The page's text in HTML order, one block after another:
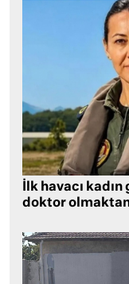
İlk havacı
doktor